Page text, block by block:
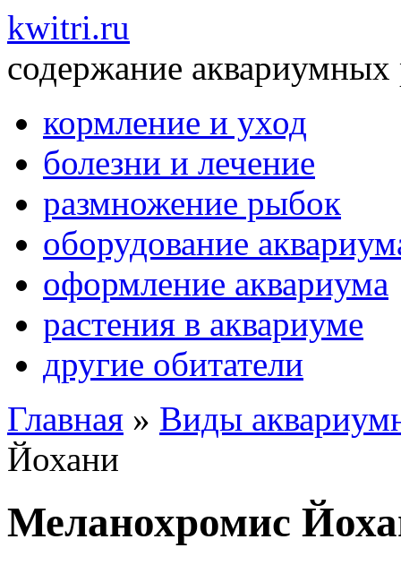
kwitri.ru
содержание
кормление и уход
болезни и лечение
размножение рыбок
оборудование
оформление аквариума
растения в аквариуме
другие обитатели
Главная » Виды
Йохани
Меланохромис